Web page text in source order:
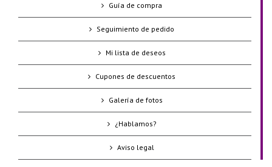
Guía de compra
Seguimiento de pedido
Mi lista de deseos
Cupones de descuentos
Galería de fotos
¿Hablamos?
Aviso legal